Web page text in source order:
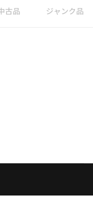
古品 ジャンク品